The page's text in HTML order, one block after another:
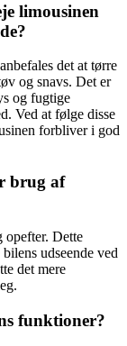
limousinen
det at tørre
og snavs. Det er
og fugtige
Ved at følge disse
forbliver i god
brug af
opefter. Dette
udseende ved
det mere
funktioner?